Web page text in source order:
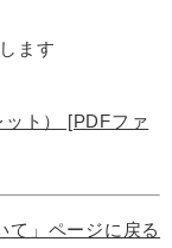
ます
ト） [PDFファ
て」ページに戻る